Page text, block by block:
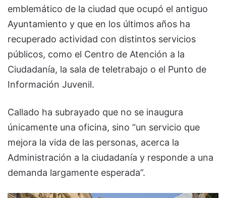
emblemático de la ciudad que ocupó el antiguo
Ayuntamiento y que en los últimos años ha
recuperado actividad con distintos servicios
públicos, como el Centro de Atención a la
Ciudadanía, la sala de teletrabajo o el Punto de
Información Juvenil.
Callado ha subrayado que no se inaugura
únicamente una oficina, sino “un servicio que
mejora la vida de las personas, acerca la
Administración a la ciudadanía y responde a una
demanda largamente esperada”.